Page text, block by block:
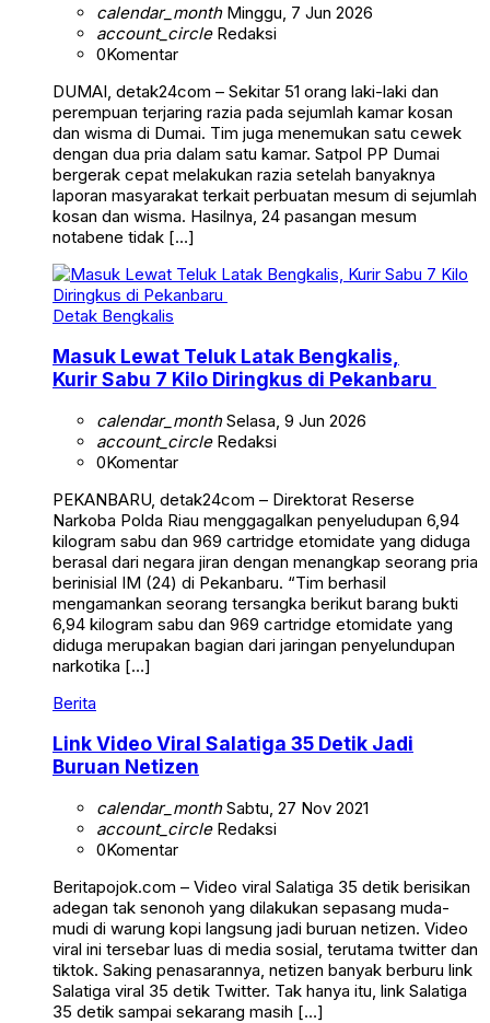
calendar_monthMinggu, 7 Jun 2026
account_circleRedaksi
0Komentar
DUMAI, detak24com – Sekitar 51 orang laki-laki dan
perempuan terjaring razia pada sejumlah kamar kosan
dan wisma di Dumai. Tim juga menemukan satu cewek
dengan dua pria dalam satu kamar. Satpol PP Dumai
bergerak cepat melakukan razia setelah banyaknya
laporan masyarakat terkait perbuatan mesum di sejumlah
kosan dan wisma. Hasilnya, 24 pasangan mesum
notabene tidak […]
Detak Bengkalis
Masuk Lewat Teluk Latak Bengkalis,
Kurir Sabu 7 Kilo Diringkus di Pekanbaru
calendar_monthSelasa, 9 Jun 2026
account_circleRedaksi
0Komentar
PEKANBARU, detak24com – Direktorat Reserse
Narkoba Polda Riau menggagalkan penyeludupan 6,94
kilogram sabu dan 969 cartridge etomidate yang diduga
berasal dari negara jiran dengan menangkap seorang pria
berinisial IM (24) di Pekanbaru. “Tim berhasil
mengamankan seorang tersangka berikut barang bukti
6,94 kilogram sabu dan 969 cartridge etomidate yang
diduga merupakan bagian dari jaringan penyelundupan
narkotika […]
Berita
Link Video Viral Salatiga 35 Detik Jadi
Buruan Netizen
calendar_monthSabtu, 27 Nov 2021
account_circleRedaksi
0Komentar
Beritapojok.com – Video viral Salatiga 35 detik berisikan
adegan tak senonoh yang dilakukan sepasang muda-
mudi di warung kopi langsung jadi buruan netizen. Video
viral ini tersebar luas di media sosial, terutama twitter dan
tiktok. Saking penasarannya, netizen banyak berburu link
Salatiga viral 35 detik Twitter. Tak hanya itu, link Salatiga
35 detik sampai sekarang masih […]